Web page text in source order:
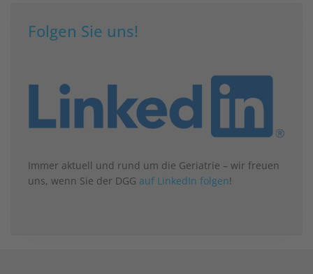
Folgen Sie uns!
Immer aktuell und rund um die Geriatrie – wir freuen
uns, wenn Sie der DGG auf LinkedIn folgen!